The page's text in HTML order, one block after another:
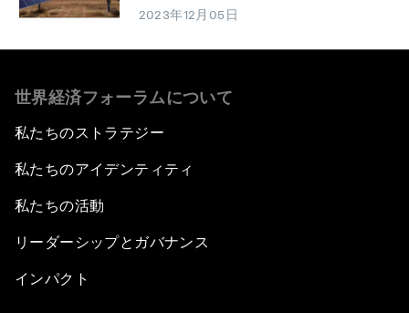
2023年12月05日
世界経済フォーラムについて
私たちのストラテジー
私たちのアイデンティティ
私たちの活動
リーダーシップとガバナンス
インパクト